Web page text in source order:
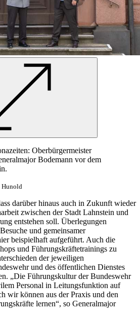
Oberbürgermeister
Bodemann vor dem
Hunold
darüber hinaus auch in Zukunft wieder
zwischen der Stadt Lahnstein und
entstehen soll. Überlegungen
und gemeinsamer
beispielhaft aufgeführt. Auch die
und Führungskräftetrainings zu
der jeweiligen
und des öffentlichen Dienstes
„Die Führungskultur der Bundeswehr
Personal in Leitungsfunktion auf
wir können aus der Praxis und den
lernen“, so Generalmajor